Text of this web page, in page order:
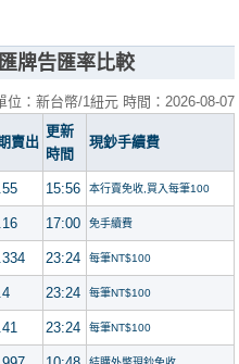
牌告匯率比較
位：新台幣/1紐元 時間：2026-08-07
賣出
更新
時間
現鈔手續費
15:56 本行賣免收,買入每筆100
17:00 免手續費
23:24 每筆NT$100
23:24 每筆NT$100
23:24 每筆NT$100